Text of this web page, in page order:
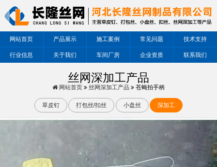
网站首页 产品展示 施工案例 常见问题 技术支持
行业信息 关于我们 车间厂房 企业资质 联系我们
丝网深加工产品
网站首页 丝网深加工产品 苍蝇拍手柄
草皮钉 打包丝/扣丝 小盘丝 深加工